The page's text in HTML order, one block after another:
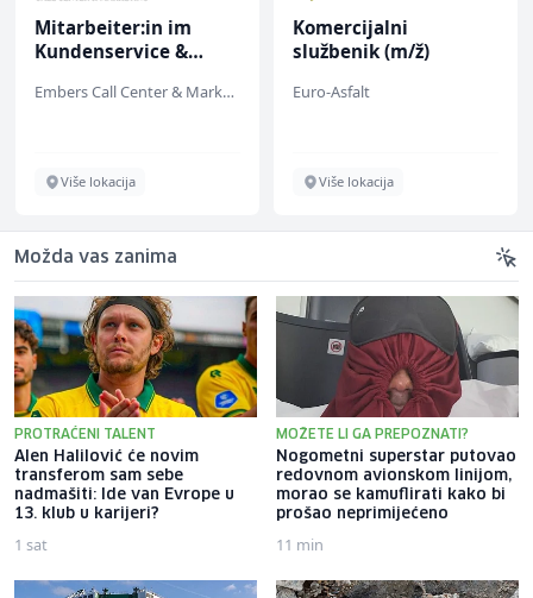
Mitarbeiter:in im
Kundenservice &
Embers Call Center & Marketing
Više lokacija
Komercijalni
službenik (m/ž)
Euro-Asfalt
Više lokacija
Možda vas zanima
PROTRAĆENI TALENT
Alen Halilović će novim
transferom sam sebe
nadmašiti: Ide van Evrope u
13. klub u karijeri?
1 sat
MOŽETE LI GA PREPOZNATI?
Nogometni superstar putovao
redovnom avionskom linijom,
morao se kamuflirati kako bi
prošao neprimijećeno
11 min